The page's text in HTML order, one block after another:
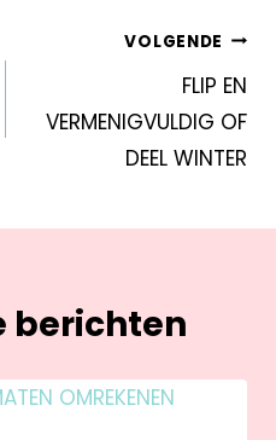
VOLGENDE
FLIP EN
VERMENIGVULDIG OF
DEEL WINTER
berichten